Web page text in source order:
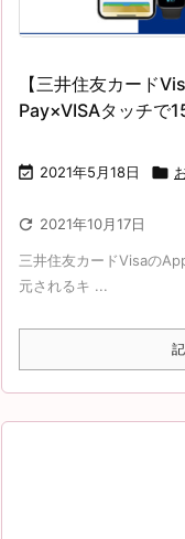
【三井住友カード
Pay×VISAタッチで
 2021年5月18日 
 2021年10月17日
三井住友カードVisaの
元されるキ ...